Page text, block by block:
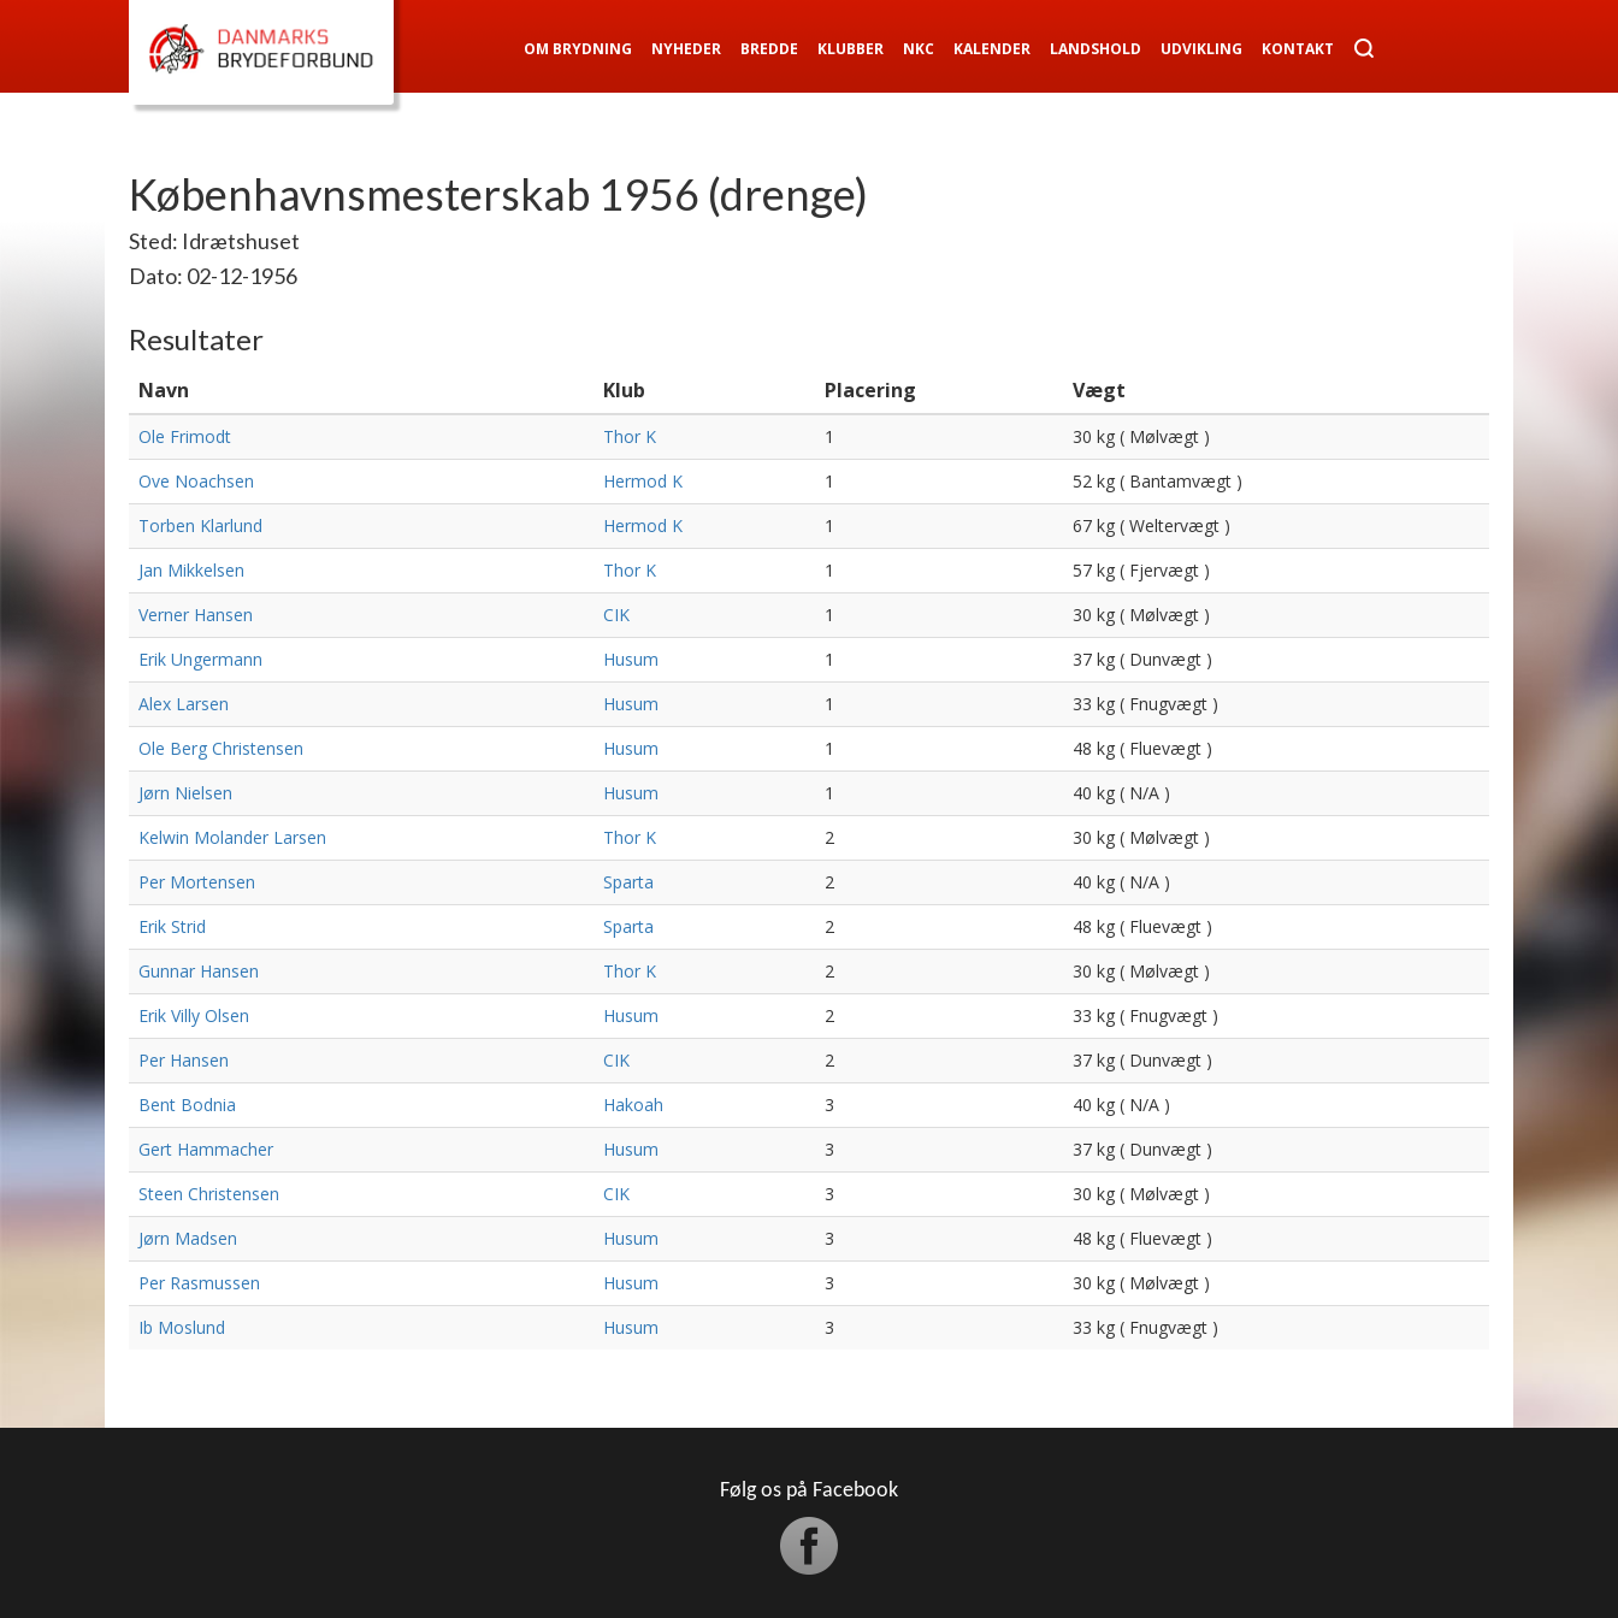
OM BRYDNING NYHEDER BREDDE KLUBBER NKC KALENDER LANDSHOLD UDVIKLING KONTAKT
Københavnsmesterskab 1956 (drenge)
Sted: Idrætshuset
Dato: 02-12-1956
Resultater
Navn Klub Placering Vægt
Ole Frimodt Thor K 1
30 kg ( Mølvægt )
Ove Noachsen
Hermod K 1
52 kg ( Bantamvægt )
Torben Klarlund
Hermod K 1
67 kg ( Weltervægt )
Jan Mikkelsen
Thor K 1
57 kg ( Fjervægt )
Verner Hansen
CIK 1
30 kg ( Mølvægt )
Erik Ungermann
Husum 1
37 kg ( Dunvægt )
Alex Larsen
Husum 1
33 kg ( Fnugvægt )
Ole Berg Christensen
Husum 1
48 kg ( Fluevægt )
Jørn Nielsen
Husum 1
40 kg ( N/A )
Kelwin Molander Larsen
Thor K 2
30 kg ( Mølvægt )
Per Mortensen
Sparta 2
40 kg ( N/A )
Erik Strid
Sparta 2
48 kg ( Fluevægt )
Gunnar Hansen
Thor K 2
30 kg ( Mølvægt )
Erik Villy Olsen
Husum 2
33 kg ( Fnugvægt )
Per Hansen
CIK 2
37 kg ( Dunvægt )
Bent Bodnia
Hakoah 3
40 kg ( N/A )
Gert Hammacher
Husum 3
37 kg ( Dunvægt )
Steen Christensen
CIK 3
30 kg ( Mølvægt )
Jørn Madsen
Husum 3
48 kg ( Fluevægt )
Per Rasmussen
Husum 3
30 kg ( Mølvægt )
Ib Moslund
Husum 3 33 kg ( Fnugvægt )
Følg os på Facebook